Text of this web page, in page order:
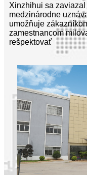
Xinzhihui sa
medzinárodne
umožňuje
zamestnancom
rešpektovať